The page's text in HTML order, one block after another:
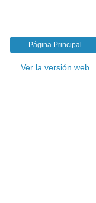
Página Principal
Ver la versión web